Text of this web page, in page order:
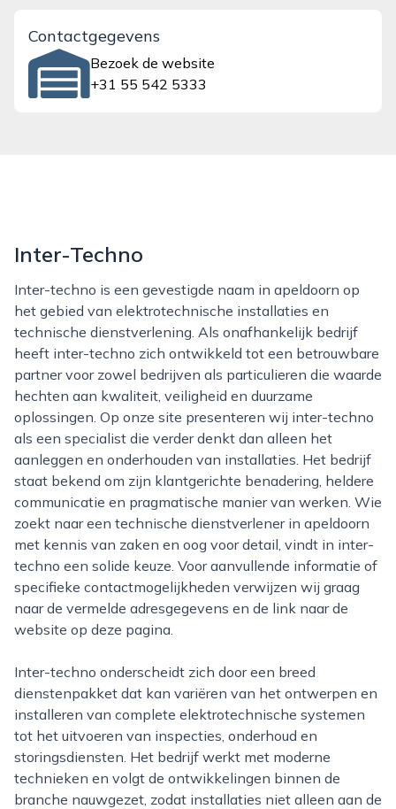
Contactgegevens
Bezoek de website
+31 55 542 5333
Inter-Techno
Inter-techno is een gevestigde naam in apeldoorn op
het gebied van elektrotechnische installaties en
technische dienstverlening. Als onafhankelijk bedrijf
heeft inter-techno zich ontwikkeld tot een betrouwbare
partner voor zowel bedrijven als particulieren die waarde
hechten aan kwaliteit, veiligheid en duurzame
oplossingen. Op onze site presenteren wij inter-techno
als een specialist die verder denkt dan alleen het
aanleggen en onderhouden van installaties. Het bedrijf
staat bekend om zijn klantgerichte benadering, heldere
communicatie en pragmatische manier van werken. Wie
zoekt naar een technische dienstverlener in apeldoorn
met kennis van zaken en oog voor detail, vindt in inter-
techno een solide keuze. Voor aanvullende informatie of
specifieke contactmogelijkheden verwijzen wij graag
naar de vermelde adresgegevens en de link naar de
website op deze pagina.
Inter-techno onderscheidt zich door een breed
dienstenpakket dat kan variëren van het ontwerpen en
installeren van complete elektrotechnische systemen
tot het uitvoeren van inspecties, onderhoud en
storingsdiensten. Het bedrijf werkt met moderne
technieken en volgt de ontwikkelingen binnen de
branche nauwgezet, zodat installaties niet alleen aan de